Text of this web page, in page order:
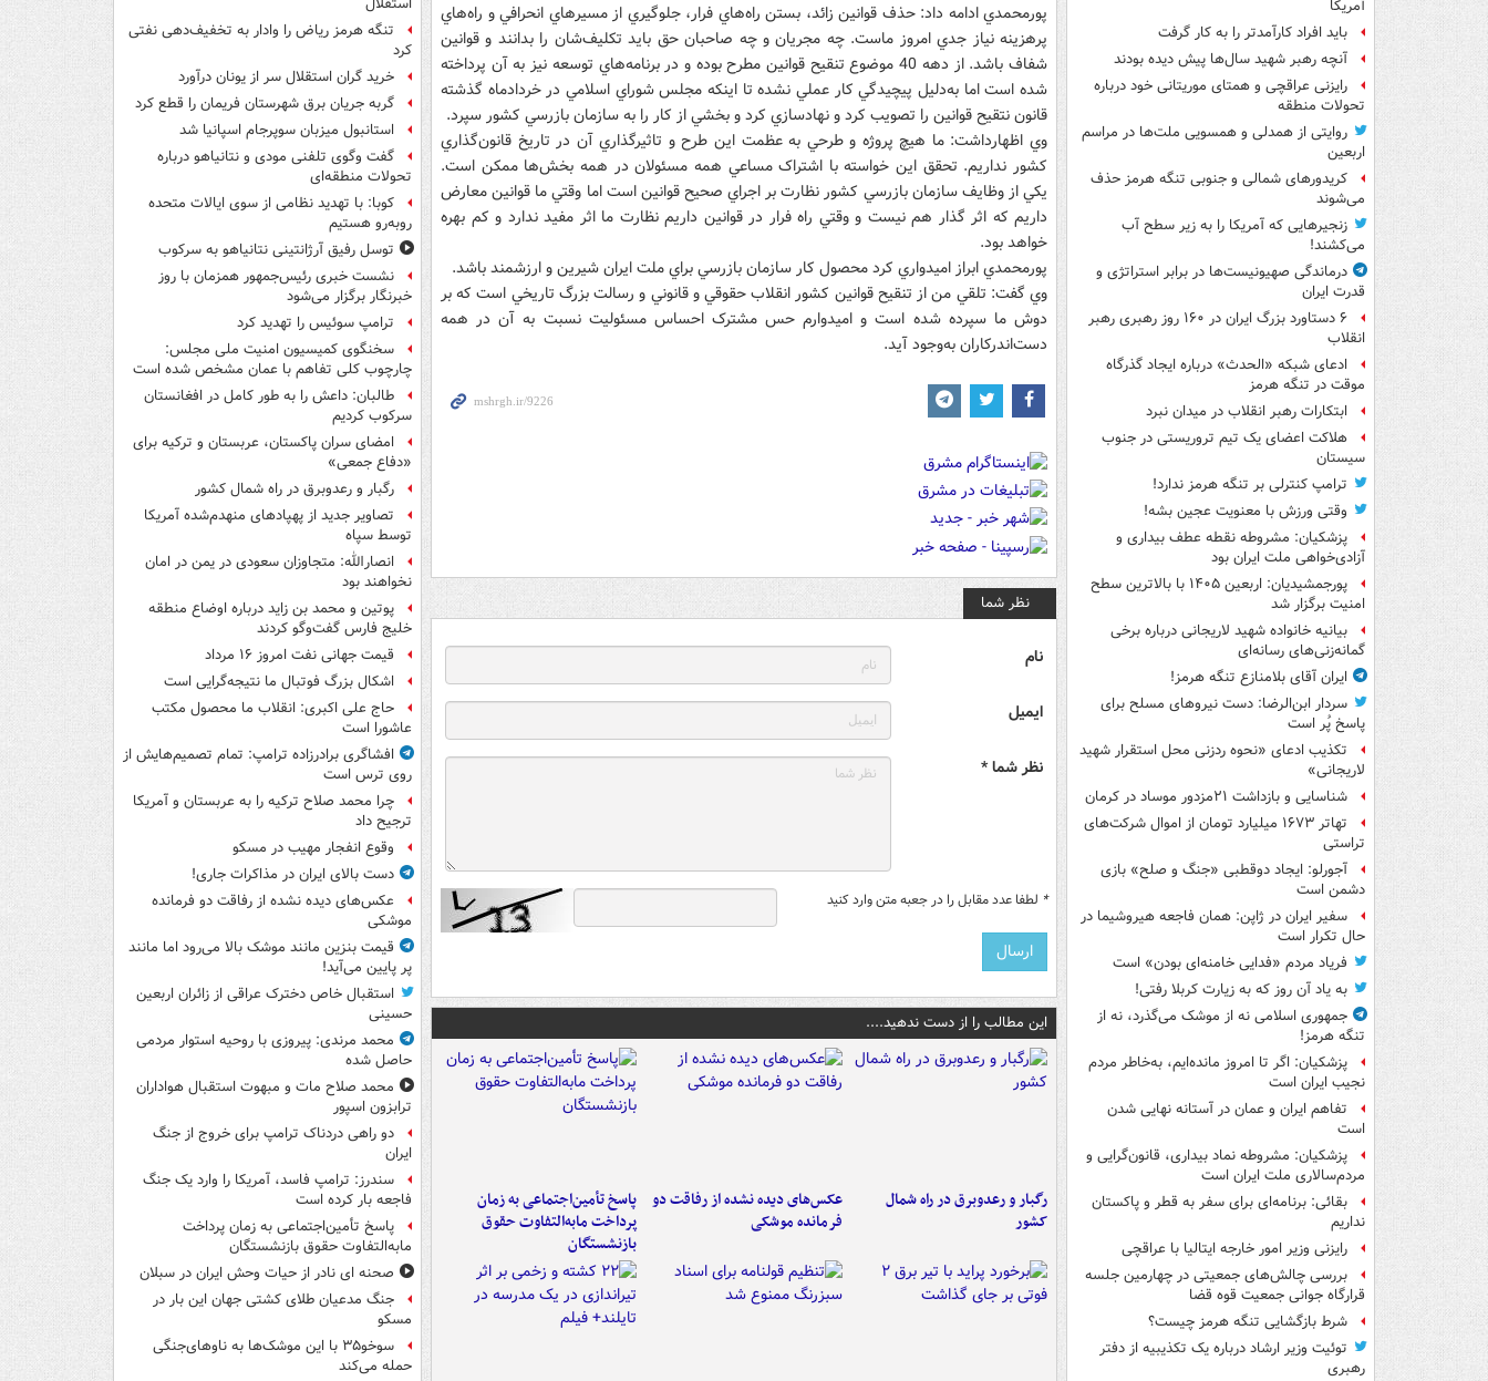
آمریکا
باید افراد کارآمدتر را به کار گرفت
آنچه رهبر شهید سال‌ها پیش دیده بودند
رایزنی عراقچی و همتای موریتانی خود درباره
تحولات منطقه
روایتی از همدلی و همسویی ملت‌ها در مراسم
اربعین
کریدورهای شمالی و جنوبی تنگه هرمز حذف
می‌شوند
زنجیرهایی که آمریکا را به زیر سطح آب
می‌کشند!
درماندگی صهیونیست‌ها در برابر استراتژی و
قدرت ایران
۶ دستاورد بزرگ ایران در ۱۶۰ روز رهبری رهبر
انقلاب
ادعای شبکه «الحدث» درباره ایجاد گذرگاه
موقت در تنگه هرمز
ابتکارات رهبر انقلاب در میدان نبرد
هلاکت اعضای یک تیم تروریستی در جنوب
سیستان
ترامپ کنترلی بر تنگه هرمز ندارد!
وقتی ورزش با معنویت عجین بشه!
پزشکیان: مشروطه نقطه عطف بیداری و
آزادی‌خواهی ملت ایران بود
پورجمشیدیان: اربعین ۱۴۰۵ با بالاترین سطح
امنیت برگزار شد
بیانیه خانواده شهید لاریجانی درباره برخی
گمانه‌زنی‌های رسانه‌ای
ایران آقای بلامنازع تنگه هرمز!
سردار ابن‌الرضا: دست نیروهای مسلح برای
پاسخ پُر است
تکذیب ادعای «نحوه ردزنی محل استقرار شهید
لاریجانی»
شناسایی و بازداشت ۲۱مزدور موساد در کرمان
تهاتر ۱۶۷۳ میلیارد تومان از اموال شرکت‌های
تراستی
آجورلو: ایجاد دوقطبی «جنگ و صلح‌» بازی
دشمن است
سفیر ایران در ژاپن: همان فاجعه هیروشیما در
حال تکرار است
فریاد مردم «فدایی خامنه‌ای بودن» است
به یاد آن روز که به زیارت کربلا رفتی!
جمهوری اسلامی نه از موشک می‌گذرد، نه از
تنگه هرمز!
پزشکیان: اگر تا امروز مانده‌ایم، به‌خاطر مردم
نجیب ایران است
تفاهم ایران و عمان در آستانه نهایی شدن
است
پزشکیان: مشروطه نماد بیداری، قانون‌گرایی و
مردم‌سالاری ملت ایران است
بقائی: برنامه‌ای برای سفر به قطر و پاکستان
نداریم
رایزنی وزیر امور خارجه ایتالیا با عراقچی
بررسی چالش‌های جمعیتی در چهارمین جلسه
قرارگاه جوانی جمعیت قوه قضا
شرط بازگشایی تنگه هرمز چیست؟
توئیت وزیر ارشاد درباره یک تکذیبیه از دفتر
رهبری
پورمحمدي ادامه داد: حذف قوانين زائد، بستن راه‌هاي فرار، جلوگيري از مسيرهاي انحرافي و راه‌هاي
پرهزينه نياز جدي امروز ماست. چه مجريان و چه صاحبان حق بايد تکليف‌شان را بدانند و قوانين
شفاف باشد. از دهه 40 موضوع تنقيح قوانين مطرح بوده و در برنامه‌هاي توسعه نيز به آن پرداخته
شده است اما به‌دليل پيچيدگي کار عملي نشده تا اينکه مجلس شوراي اسلامي در خردادماه گذشته
قانون نتقيح قوانين را تصويب کرد و نهادسازي کرد و بخشي از کار را به سازمان بازرسي کشور سپرد.
وي اظهارداشت: ما هيچ پروژه و طرحي به عظمت اين طرح و تاثيرگذاري آن در تاريخ قانون‌گذاري
کشور نداريم. تحقق اين خواسته با اشتراک مساعي همه مسئولان در همه بخش‌ها ممکن است.
يکي از وظايف سازمان بازرسي کشور نظارت بر اجراي صحيح قوانين است اما وقتي ما قوانين معارض
داريم که اثر گذار هم نيست و وقتي راه فرار در قوانين داريم نظارت ما اثر مفيد ندارد و کم بهره
خواهد بود.
پورمحمدي ابراز اميدواري کرد محصول کار سازمان بازرسي براي ملت ايران شيرين و ارزشمند باشد.
وي گفت: تلقي من از تنقيح قوانين کشور انقلاب حقوقي و قانوني و رسالت بزرگ تاريخي است که بر
دوش ما سپرده شده است و اميدوارم حس مشترک احساس مسئوليت نسبت به آن در همه
دست‌اندرکاران به‌وجود آيد.
نظر شما
نام
ایمیل
نظر شما *
* لطفا عدد مقابل را در جعبه متن وارد کنید
این مطالب را از دست ندهید....
رگبار و رعدوبرق در راه شمال
کشور
عکس‌های دیده نشده از رفاقت دو
فرمانده‌ موشکی
پاسخ تأمین‌اجتماعی به زمان
پرداخت مابه‌التفاوت حقوق
بازنشستگان
استقلال
تنگه هرمز ریاض را وادار به تخفیف‌دهی نفتی
کرد
خرید گران استقلال سر از یونان درآورد
گربه جریان برق شهرستان فریمان را قطع کرد
استانبول میزبان سوپرجام اسپانیا شد
گفت وگوی تلفنی مودی و نتانیاهو درباره
تحولات منطقه‌ای
کوبا: با تهدید نظامی از سوی ایالات متحده
روبه‌رو هستیم
توسل رفیق آرژانتینی نتانیاهو به سرکوب
نشست خبری رئیس‌جمهور همزمان با روز
خبرنگار برگزار می‌شود
ترامپ سوئیس را تهدید کرد
سخنگوی کمیسیون امنیت ملی مجلس:
چارچوب کلی تفاهم با عمان مشخص شده است
طالبان: داعش را به طور کامل در افغانستان
سرکوب کردیم
امضای سران پاکستان، عربستان و ترکیه برای
«دفاع جمعی»
رگبار و رعدوبرق در راه شمال کشور
تصاویر جدید از پهپادهای منهدم‌شده آمریکا
توسط سپاه
انصارالله: متجاوزان سعودی در یمن در امان
نخواهند بود
پوتین و محمد بن زاید درباره اوضاع منطقه
خلیج فارس گفت‌وگو کردند
قیمت جهانی نفت امروز ۱۶ مرداد
اشکال بزرگ فوتبال ما نتیجه‌گرایی است
حاج علی اکبری: انقلاب ما محصول مکتب
عاشورا است
افشاگری برادرزاده ترامپ: تمام تصمیم‌هایش از
روی ترس است
چرا محمد صلاح ترکیه را به عربستان و آمریکا
ترجیح داد
وقوع انفجار مهیب در مسکو
دست بالای ایران در مذاکرات جاری!
عکس‌های دیده نشده از رفاقت دو فرمانده‌
موشکی
قیمت بنزین مانند موشک بالا می‌رود اما مانند
پر پایین می‌آید!
استقبال خاص دخترک عراقی از زائران اربعین
حسینی
محمد مرندی: پیروزی با روحیه استوار مردمی
حاصل شده
محمد صلاح مات و مبهوت استقبال هواداران
ترابزون اسپور
دو راهی دردناک ترامپ برای خروج از جنگ
ایران
سندرز: ترامپ فاسد، آمریکا را وارد یک جنگ
فاجعه بار کرده است
پاسخ تأمین‌اجتماعی به زمان پرداخت
مابه‌التفاوت حقوق بازنشستگان
صحنه ای نادر از حیات وحش ایران در سبلان
جنگ مدعیان طلای کشتی جهان این بار در
مسکو
سوخو۳۵ با این موشک‌ها به ناوهای‌جنگی
حمله می‌کند